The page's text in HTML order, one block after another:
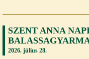
SZENT ANNA
2026. július 28.